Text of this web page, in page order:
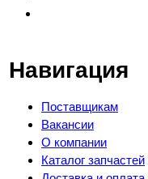
Навигация
Поставщикам
Вакансии
О компании
Каталог запчастей